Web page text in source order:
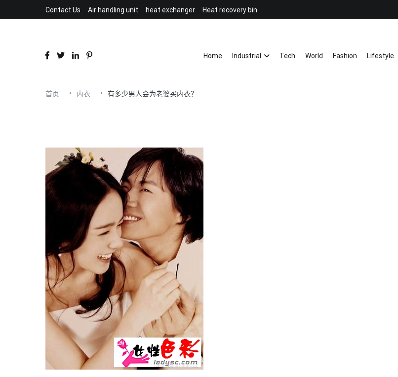
到
Contact Us Air handling unit heat exchanger Heat recovery bin
Home
Industrial Tech World Fashion Lifestyle
首页 内衣 有多少男人会为老婆买内衣？